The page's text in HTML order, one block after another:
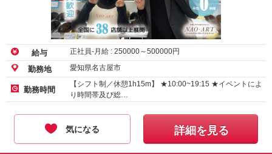
給与 正社員-月給 : 250000～500000円
勤務地 愛知県名古屋市
勤務時間
【シフト制／休憩1h15m】 ★10:00~19:15 ★イベントによ
り時間帯及び総…
気になる 詳細を見る